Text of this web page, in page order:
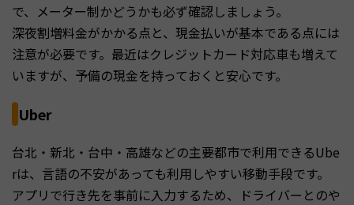
で、メーター制かどうかも必ず確認しましょう。
深夜割増料金がかかる点と、現金払いが基本である点には
注意が必要です。最近はクレジットカード対応車も増えて
いますが、予備の現金を持っておくと安心です。
Uber
台北・新北・台中・高雄などの主要都市で利用できるUbe
rは、言語の不安があっても利用しやすい移動手段です。
アプリで行き先を事前に入力するため、ドライバーとのや